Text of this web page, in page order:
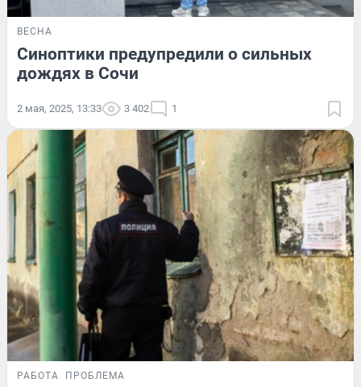
ВЕСНА
Синоптики предупредили о сильных
дождях в Сочи
2 мая, 2025, 13:33 3 402 1
РАБОТА ПРОБЛЕМА